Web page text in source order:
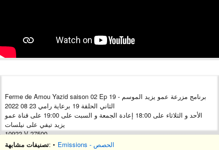
Ferme de Amou Yazid saison 02 Ep 19 - برنامج مزرعة عمو يزيد الموسم
الثاني الحلقة 19 برعاية رامي 23 08 2022
الأحد و الثلاثاء على 18:00 إعادة الجمعة و السبت على 19:00 على قناة عمو
يزيد تيفي على نيلسات
10922 V 27500
sponsorisée par Ramy
تصنيفات مشابهة: • Emissions - الحصص